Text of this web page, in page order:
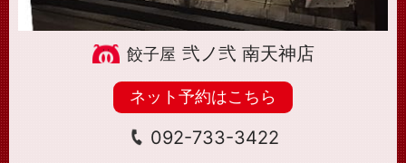
弐ノ弐 南天神店
ネット予約はこちら
092-733-3422